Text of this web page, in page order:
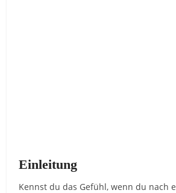
Einleitung
Kennst du das Gefühl, wenn du nach